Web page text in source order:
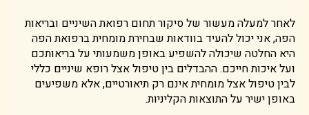
לאחר למעלה מעשור של סיקור תחום רפואת השיניים ובריאות
הפה, אני יכול להעיד בוודאות שבחירת מומחית ברפואת הפה
היא החלטה שיכולה להשפיע באופן משמעותי על בריאותכם
ועל איכות חייכם. ההבדלים בין טיפול אצל רופא שיניים כללי
לבין טיפול אצל מומחית אינם רק תיאורטיים, אלא משפיעים
באופן ישיר על התוצאות הקליניות.